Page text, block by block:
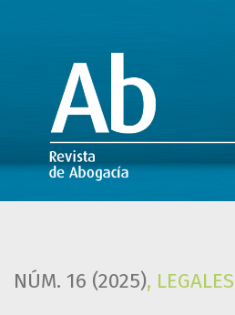
NÚM. 16 (2025), LEGALES